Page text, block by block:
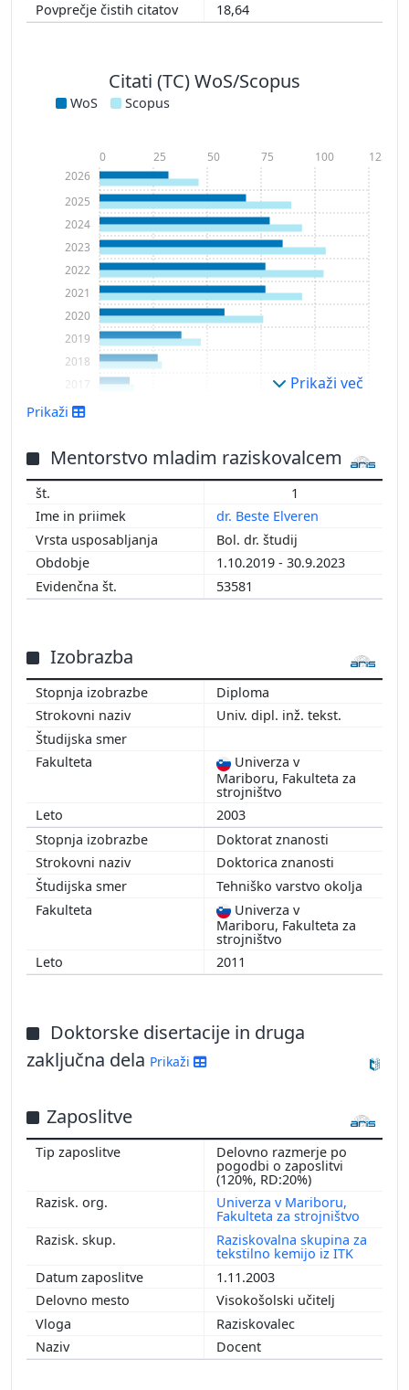
18,64
Citati (TC) WoS/Scopus
WoS Scopus
2014
2016
2017
2018
2019
2020
2021
2022
2023
2024
2025
2026
0 25 50 75 100 125
Prikaži več
Prikaži
Mentorstvo mladim raziskovalcem
1
dr. Beste Elveren
Bol. dr. študij
1.10.2019 - 30.9.2023
53581
Izobrazba
Diploma
Univ. dipl. inž. tekst.
Univerza v
Mariboru, Fakulteta za
strojništvo
2003
Doktorat znanosti
Doktorica znanosti
Tehniško varstvo okolja
Univerza v
Mariboru, Fakulteta za
strojništvo
2011
Doktorske disertacije in druga
zaključna dela Prikaži
Zaposlitve
Delovno razmerje po
pogodbi o zaposlitvi
(120%, RD:20%)
Univerza v Mariboru,
Fakulteta za strojništvo
Raziskovalna skupina za
tekstilno kemijo iz ITK
1.11.2003
Visokošolski učitelj
Raziskovalec
Docent